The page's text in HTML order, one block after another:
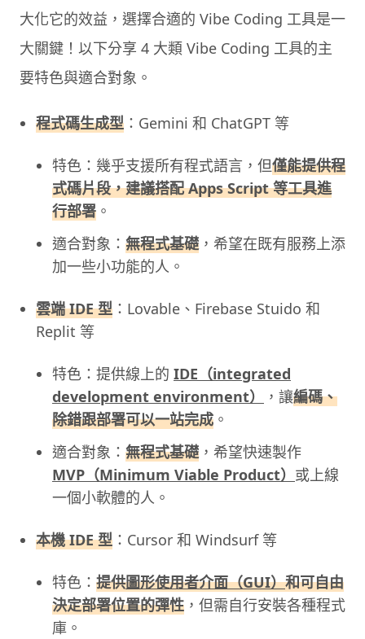
大化它的效益，選擇合適的 Vibe Coding 工具是一
大關鍵！以下分享 4 大類 Vibe Coding 工具的主
要特色與適合對象。
程式碼生成型 ：Gemini 和 ChatGPT 等
特色：幾乎支援所有程式語言，但僅能提供程
式碼片段，建議搭配 Apps Script 等工具進
行部署 。
適合對象： 無程式基礎 ，希望在既有服務上添
加一些小功能的人。
雲端 IDE 型 ：Lovable、Firebase Stuido 和
Replit 等
特色：提供線上的 IDE（integrated
development environment）
，讓編碼、
除錯跟部署可以一站完成 。
適合對象： 無程式基礎 ，希望快速製作
MVP（Minimum Viable Product） 或上線
一個小軟體的人。
本機 IDE 型 ：Cursor 和 Windsurf 等
特色： 提供圖形使用者介面（GUI）和可自由
決定部署位置的彈性 ，但需自行安裝各種程式
庫。